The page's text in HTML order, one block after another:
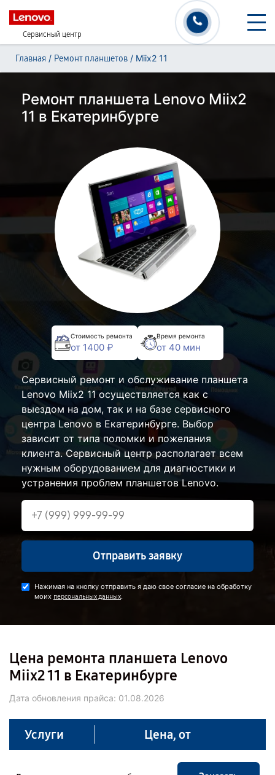
Сервисный центр
Главная / Ремонт планшетов / Miix2 11
Ремонт планшета Lenovo Miix2
11 в Екатеринбурге
Стоимость ремонта
от 1400 ₽
Время ремонта
от 40 мин
Сервисный ремонт и обслуживание планшета
Lenovo Miix2 11 осуществляется как с
выездом на дом, так и на базе сервисного
центра Lenovo в Екатеринбурге. Выбор
зависит от типа поломки и пожелания
клиента. Сервисный центр располагает всем
нужным оборудованием для диагностики и
устранения проблем планшетов Lenovo.
Отправить заявку
Нажимая на кнопку отправить я даю свое согласие на обработку
моих персональных данных.
Цена ремонта планшета Lenovo
Miix2 11 в Екатеринбурге
Дата обновления прайса: 01.08.2026
Услуги Цена, от